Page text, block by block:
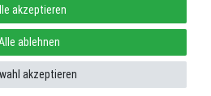
Vertrag widerrufen
akzeptieren
ablehnen
akzeptieren